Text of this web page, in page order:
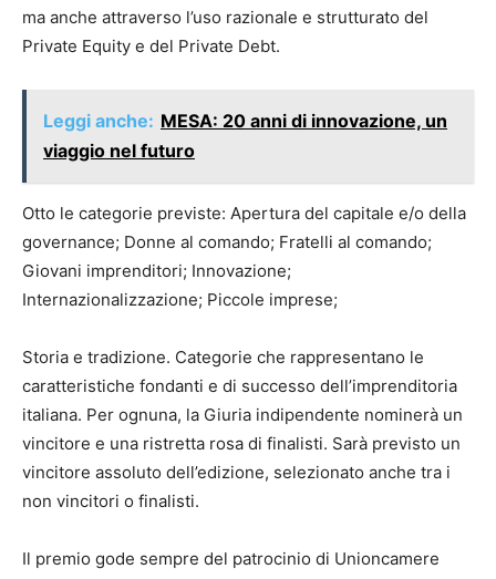
ma anche attraverso l’uso razionale e strutturato del
Private Equity e del Private Debt.
Leggi anche: MESA: 20 anni di innovazione, un
viaggio nel futuro
Otto le categorie previste: Apertura del capitale e/o della
governance; Donne al comando; Fratelli al comando;
Giovani imprenditori; Innovazione;
Internazionalizzazione; Piccole imprese;
Storia e tradizione. Categorie che rappresentano le
caratteristiche fondanti e di successo dell’imprenditoria
italiana. Per ognuna, la Giuria indipendente nominerà un
vincitore e una ristretta rosa di finalisti. Sarà previsto un
vincitore assoluto dell’edizione, selezionato anche tra i
non vincitori o finalisti.
Il premio gode sempre del patrocinio di Unioncamere